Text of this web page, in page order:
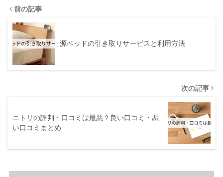
前の記事
源ベッドの引き取りサービスと利用方法
次の記事
ニトリの評判・口コミは最悪？良い口コミ・悪
い口コミまとめ